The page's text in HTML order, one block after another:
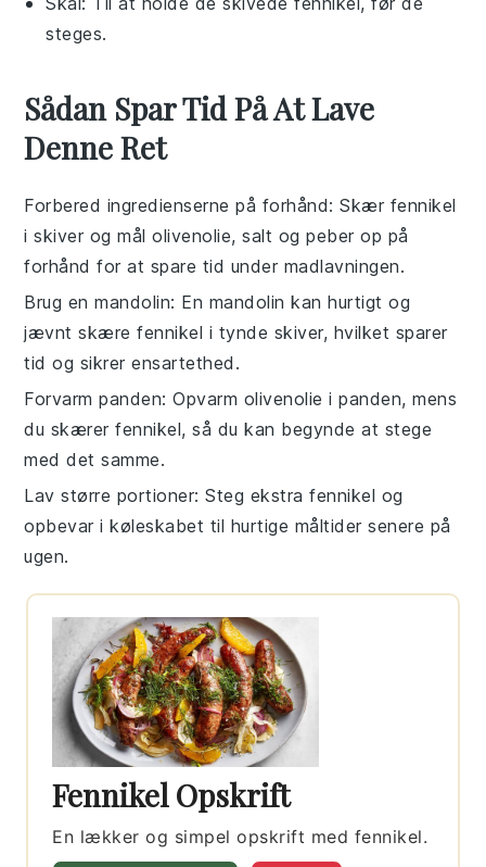
steges.
Sådan Spar Tid På At Lave
Denne Ret
Forbered ingredienserne på forhånd: Skær fennikel
i skiver og målolivenolie,salt ogpeber op på
forhånd for at spare tid under madlavningen.
Brug en mandolin: En mandolin kan hurtigt og
jævnt skærefennikel i tynde skiver, hvilket sparer
tid og sikrer ensartethed.
Forvarm panden: Opvarm olivenolie i panden, mens
du skærerfennikel, så du kan begynde at stege
med det samme.
Lav større portioner: Steg ekstrafennikel og
opbevar i køleskabet til hurtige måltider senere på
ugen.
Fennikel Opskrift
En lækker og simpel opskrift med fennikel.